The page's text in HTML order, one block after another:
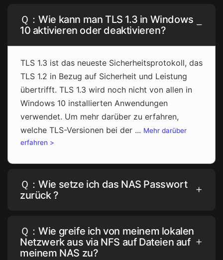
Ｑ：Wie kann man TLS 1.3 in Windows
10 aktivieren oder deaktivieren?
TLS 1.3 ist das neueste Sicherheitsprotokoll, das
TLS 1.2 in Bezug auf Sicherheit und Leistung
übertrifft. TLS 1.3 wird noch nicht von allen in
Windows 10 installierten Anwendungen
verwendet. Um mehr darüber zu erfahren,
welche TLS-Versionen bei der ... Mehr darüber
erfahren >
Ｑ：Wie setze ich das NAS Passwort
zurück ?
Ｑ：Wie greife ich von meinem lokalen
Netzwerk aus via NFS auf Dateien auf
meinem NAS zu?